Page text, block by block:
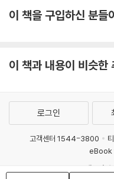
한 주당 1만원대! 부담 없는 투
44 한국 행복산업 투자-
국내 시가총액 상위 미디어·엔
① 연금저축펀드 계좌 - 미국
② 미국주식 계좌 - 성장산업
[TIP] 청약예금 저금리 90%
에필로그 1
이 책을 구입하신 분들
이 책과 내용이 비슷한
로그인
고객센터 1544-3800
eBook
예스이